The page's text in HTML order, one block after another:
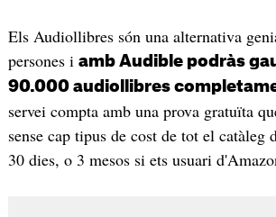
Els Audiollibres són una alternativa
persones i amb Audible podràs
90.000 audiollibres
servei compta amb una prova gratuïta
sense cap tipus de cost de tot el catàleg
30 dies, o 3 mesos si ets usuari